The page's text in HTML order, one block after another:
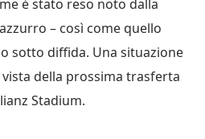
è stato reso noto dalla
– così come quello
sotto diffida. Una situazione
della prossima trasferta
Stadium.